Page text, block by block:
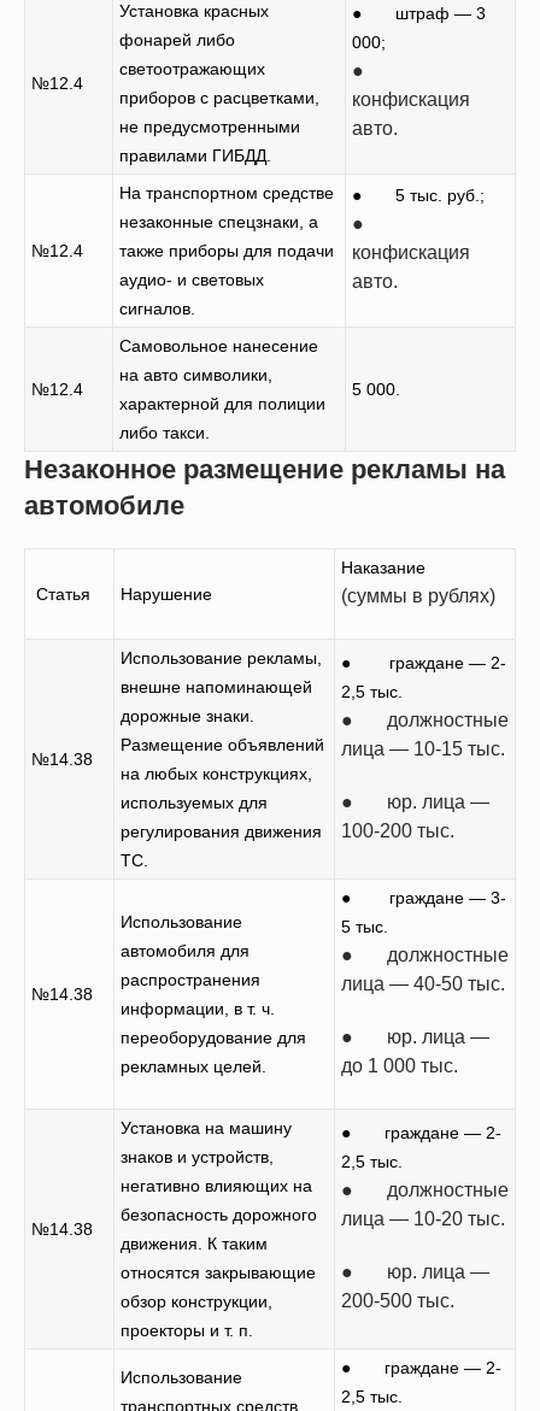
№12.4
Установка красных
фонарей либо
светоотражающих
приборов с расцветками,
не предусмотренными
правилами ГИБДД.
● штраф — 3
000;
●
конфискация
авто.
№12.4
На транспортном средстве
незаконные спецзнаки, а
также приборы для подачи
аудио- и световых
сигналов.
● 5 тыс. руб.;
●
конфискация
авто.
№12.4
Самовольное нанесение
на авто символики,
характерной для полиции
либо такси.
5 000.
Незаконное размещение рекламы на
автомобиле
Статья Нарушение
Наказание
(суммы в рублях)
№14.38
Использование рекламы,
внешне напоминающей
дорожные знаки.
Размещение объявлений
на любых конструкциях,
используемых для
регулирования движения
ТС.
● граждане — 2-
2,5 тыс.
● должностные
лица — 10-15 тыс.
● юр. лица —
100-200 тыс.
№14.38
Использование
автомобиля для
распространения
информации, в т. ч.
переоборудование для
рекламных целей.
● граждане — 3-
5 тыс.
● должностные
лица — 40-50 тыс.
● юр. лица —
до 1 000 тыс.
№14.38
Установка на машину
знаков и устройств,
негативно влияющих на
безопасность дорожного
движения. К таким
относятся закрывающие
обзор конструкции,
проекторы и т. п.
● граждане — 2-
2,5 тыс.
● должностные
лица — 10-20 тыс.
● юр. лица —
200-500 тыс.
Использование
транспортных средств
● граждане — 2-
2,5 тыс.